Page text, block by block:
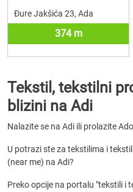
Đure Jakšića 23, Ada
374 m
Tekstil, tekstilni
blizini na Adi
Nalazite se na Adi ili prolazite
U potrazi ste za tekstilima i
(near me) na Adi?
Preko opcije na portalu "tekstili i